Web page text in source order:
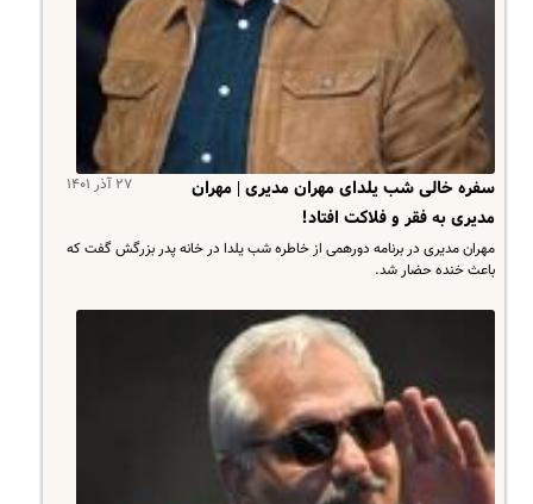
۲۷ آذر ۱۴۰۱
سفره خالی شب یلدای مهران مدیری | مهران
مدیری به فقر و فلاکت افتاد!
مهران مدیری در برنامه دورهمی از خاطره شب یلدا در خانه پدر بزرگش گفت که
باعث خنده حضار شد.